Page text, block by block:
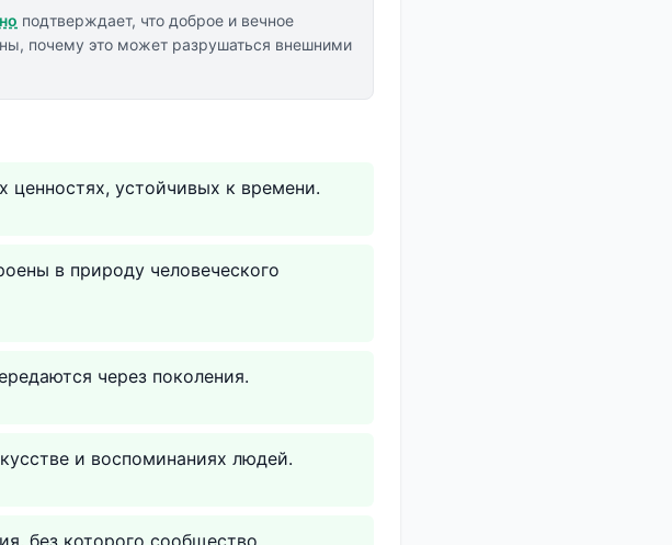
подтверждает, что доброе и вечное
почему это может разрушаться внешними
ценностях, устойчивых к времени.
в природу человеческого
через поколения.
и воспоминаниях людей.
без которого сообщество